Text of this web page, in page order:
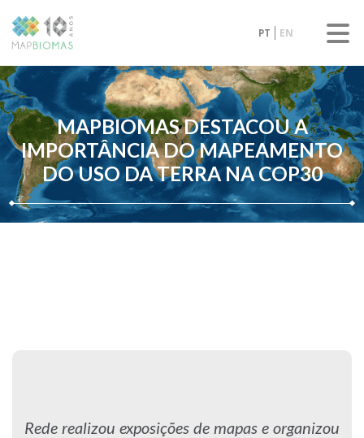
PT EN
MAPBIOMAS DESTACOU A
IMPORTÂNCIA DO MAPEAMENTO
DO USO DA TERRA NA COP30
Rede realizou exposições de mapas e organizou